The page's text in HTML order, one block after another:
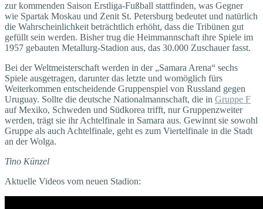
zur kommenden Saison Erstliga-Fußball stattfinden, was Gegner
wie Spartak Moskau und Zenit St. Petersburg bedeutet und natürlich
die Wahrscheinlichkeit beträchtlich erhöht, dass die Tribünen gut
gefüllt sein werden. Bisher trug die Heimmannschaft ihre Spiele im
1957 gebauten Metallurg-Stadion aus, das 30.000 Zuschauer fasst.
Bei der Weltmeisterschaft werden in der „Samara Arena“ sechs
Spiele ausgetragen, darunter das letzte und womöglich fürs
Weiterkommen entscheidende Gruppenspiel von Russland gegen
Uruguay. Sollte die deutsche Natio­nalmannschaft, die in Gruppe F
auf Mexiko, Schweden und Südkorea trifft, nur Gruppenzweiter
werden, trägt sie ihr Achtelfinale in Samara aus. Gewinnt sie sowohl
Gruppe als auch Achtelfinale, geht es zum Viertelfinale in die Stadt
an der Wolga.
Tino Künzel
Aktuelle Videos vom neuen Stadion: